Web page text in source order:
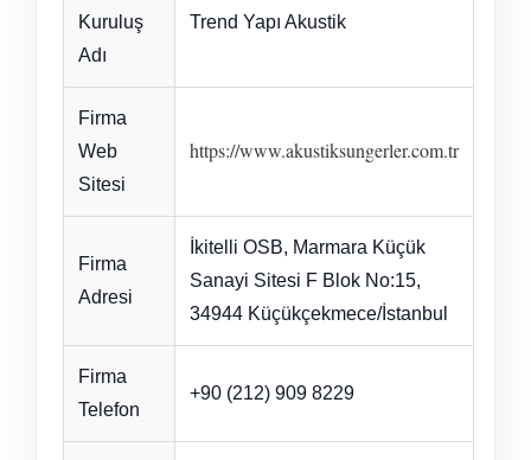
Kuruluş
Adı
Trend Yapı Akustik
Firma
Web
Sitesi
https://www.akustiksungerler.com.tr
Firma
Adresi
İkitelli OSB, Marmara Küçük
Sanayi Sitesi F Blok No:15,
34944 Küçükçekmece/İstanbul
Firma
Telefon
+90 (212) 909 8229